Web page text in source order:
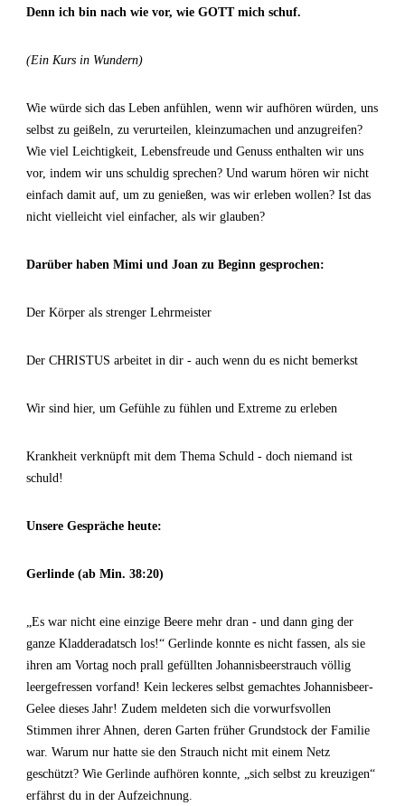
Denn ich bin nach wie vor, wie GOTT mich schuf.
(Ein Kurs in Wundern)
Wie würde sich das Leben anfühlen, wenn wir aufhören würden, uns
selbst zu geißeln, zu verurteilen, kleinzumachen und anzugreifen?
Wie viel Leichtigkeit, Lebensfreude und Genuss enthalten wir uns
vor, indem wir uns schuldig sprechen? Und warum hören wir nicht
einfach damit auf, um zu genießen, was wir erleben wollen? Ist das
nicht vielleicht viel einfacher, als wir glauben?
Darüber haben Mimi und Joan zu Beginn gesprochen:
Der Körper als strenger Lehrmeister
Der CHRISTUS arbeitet in dir - auch wenn du es nicht bemerkst
Wir sind hier, um Gefühle zu fühlen und Extreme zu erleben
Krankheit verknüpft mit dem Thema Schuld - doch niemand ist
schuld!
Unsere Gespräche heute:
Gerlinde (ab Min. 38:20)
„Es war nicht eine einzige Beere mehr dran - und dann ging der
ganze Kladderadatsch los!“ Gerlinde konnte es nicht fassen, als sie
ihren am Vortag noch prall gefüllten Johannisbeerstrauch völlig
leergefressen vorfand! Kein leckeres selbst gemachtes Johannisbeer-
Gelee dieses Jahr! Zudem meldeten sich die vorwurfsvollen
Stimmen ihrer Ahnen, deren Garten früher Grundstock der Familie
war. Warum nur hatte sie den Strauch nicht mit einem Netz
geschützt? Wie Gerlinde aufhören konnte, „sich selbst zu kreuzigen“
erfährst du in der Aufzeichnung.